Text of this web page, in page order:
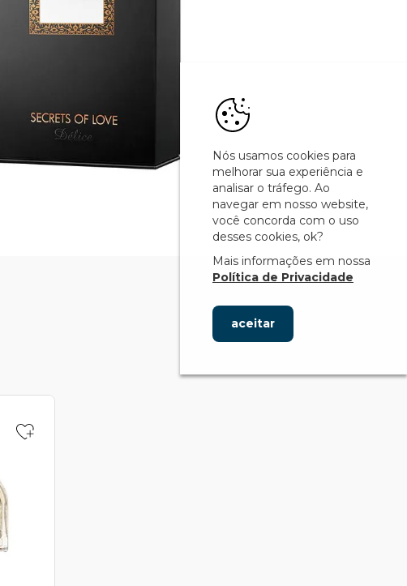
Nós usamos cookies para
melhorar sua experiência e
analisar o tráfego. Ao
navegar em nosso website,
você concorda com o uso
desses cookies, ok?
Mais informações em nossa
Política de Privacidade
aceitar